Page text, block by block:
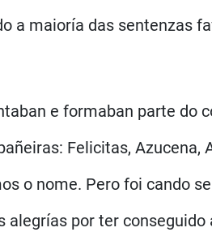
a maioría das sentenzas
e formaban parte do
Felicitas, Azucena,
o nome. Pero foi cando
por ter